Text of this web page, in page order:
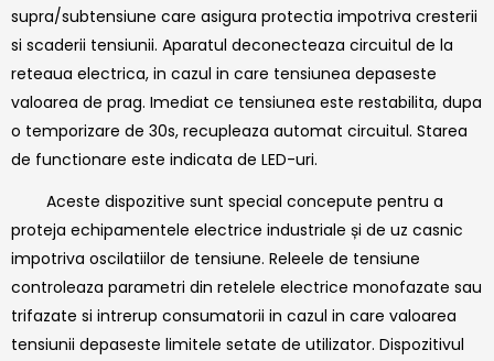
supra/subtensiune care asigura protectia impotriva cresterii
si scaderii tensiunii. Aparatul deconecteaza circuitul de la
reteaua electrica, in cazul in care tensiunea depaseste
valoarea de prag. Imediat ce tensiunea este restabilita, dupa
o temporizare de 30s, recupleaza automat circuitul. Starea
de functionare este indicata de LED-uri.
Aceste dispozitive sunt special concepute pentru a
proteja echipamentele electrice industriale și de uz casnic
impotriva oscilatiilor de tensiune. Releele de tensiune
controleaza parametri din retelele electrice monofazate sau
trifazate si intrerup consumatorii in cazul in care valoarea
tensiunii depaseste limitele setate de utilizator. Dispozitivul